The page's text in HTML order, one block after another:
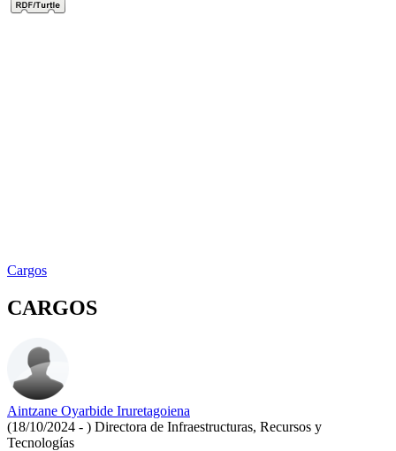
Cargos
CARGOS
Aintzane Oyarbide Iruretagoiena
(18/10/2024 - ) Directora de Infraestructuras, Recursos y
Tecnologías